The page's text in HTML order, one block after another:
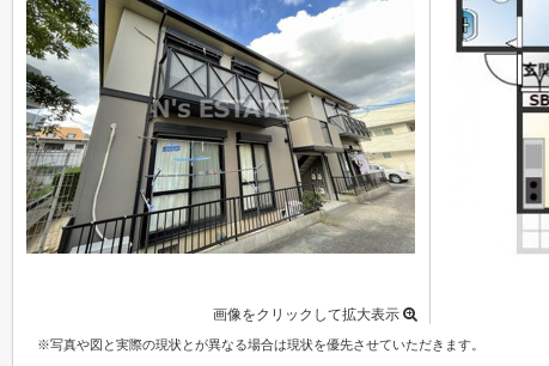
画像をクリックして拡大表示
※写真や図と実際の現状とが異なる場合は現状を優先させていただきます。